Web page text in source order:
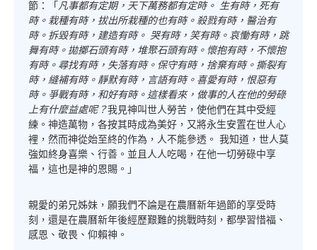
節：「 凡事都有定期，天下萬務都有定時。 生有時，死有
時。栽種有時，拔出所栽種的也有時。殺戮有時，醫治有
時。拆毀有時，建造有時。 哭有時，笑有時。哀慟有時，跳
舞有時。拋擲石頭有時，堆聚石頭有時。懷抱有時，不懷抱
有時。尋找有時，失落有時。保守有時，捨棄有時。撕裂有
時，縫補有時。靜默有時，言語有時。喜愛有時，恨惡有
時。爭戰有時，和好有時。這樣看來，做事的人在他的勞碌
上有什麼益處呢？我見神叫世人勞苦，使他們在其中受經
練。神造萬物，各按其時成為美好，又將永生安置在世人心
裡，然而神從始至終的作為，人不能參透。 我知道，世人莫
強如終身喜樂、行善。並且人人吃喝，在他一切勞碌中享
福，這也是神的恩賜。」
親愛的弟兄姊妹，願我們不論是在農曆新年過節的享受時
刻，還是在農曆新年後經歷艱難的挑戰時刻，都學習惜福、
感恩、敬畏、仰賴神。